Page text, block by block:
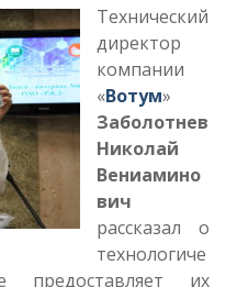
Технический
директор
компании
«Вотум»
Заболотнев
Николай
Вениамино
вич
рассказал о
технологиче
предоставляет их